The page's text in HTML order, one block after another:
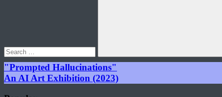
Search
"Prompted Hallucinations"
An AI Art Exhibition (2023)